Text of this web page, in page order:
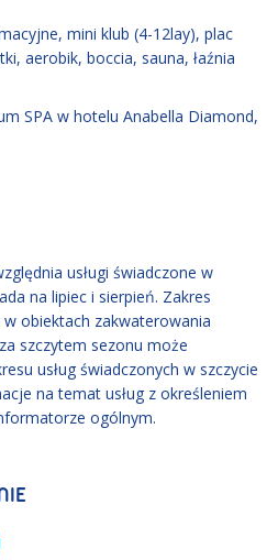
mini klub (4-12lay), plac
aerobik, boccia, sauna, łaźnia
SPA w hotelu Anabella Diamond,
usługi świadczone w
na lipiec i sierpień. Zakres
obiektach zakwaterowania
szczytem sezonu może
usług świadczonych w szczycie
na temat usług z określeniem
ogólnym.